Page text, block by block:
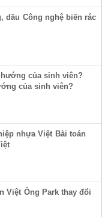
Công nghệ biến rác
của sinh viên?
Bài toán
Ông Park thay đổi